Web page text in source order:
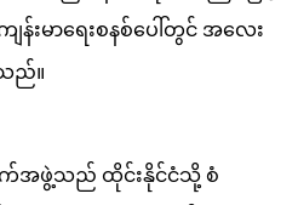
းမာရေးစနစ်ပေါ်တွင် အလေး
ည်။
ဖက်အဖွဲ့သည် ထိုင်းနိုင်ငံသို့ စံ